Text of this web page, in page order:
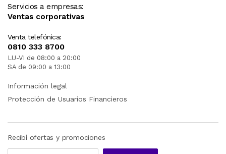
Servicios a empresas:
Ventas corporativas
Venta telefónica:
0810 333 8700
LU-VI de 08:00 a 20:00
SA de 09:00 a 13:00
Información legal
Protección de Usuarios Financieros
Recibí ofertas y promociones